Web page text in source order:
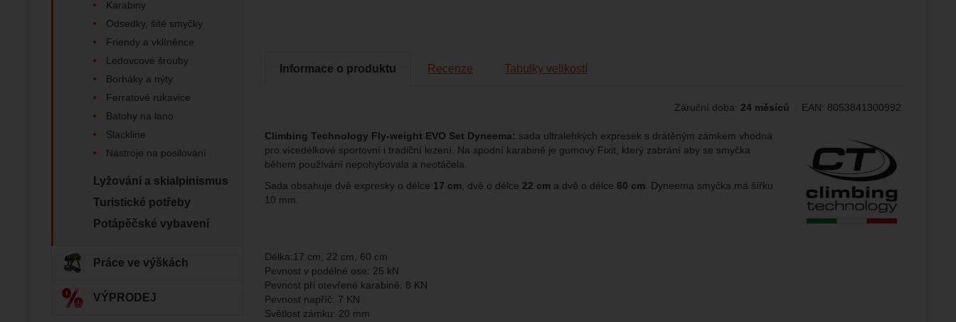
Data získaná pomocí těchto cookies zpracováváme souhrnně a anonymně, takže
Marketingové
Povoleno
vhodné obsahy nebo reklamy jak na našich stránkách, tak na stránkách třetích stran.
Informace o produktu Recenze Tabulky velikostí
Záruční doba: 24 měsíců EAN: 8053841300992
Climbing Technology Fly-weight EVO Set Dyneema: sada ultralehkých expresek s drátěným zámkem vhodná
pro vícedélkové sportovní i tradiční lezení. Na spodní karabině je gumový Fixit, který zabrání aby se smyčka
během používání nepohybovala a neotáčela.
Sada obsahuje dvě expresky o délce 17 cm , dvě o délce 22 cm a dvě o délce 60 cm . Dyneema smyčka má šířku
10 mm.
Délka:17 cm, 22 cm, 60 cm
Pevnost v podélné ose: 25 kN
Pevnost při otevřené karabině: 8 KN
Pevnost napříč: 7 KN
Světlost zámku: 20 mm
Karabiny
Odsedky, šité smyčky
Friendy a vklíněnce
Ledovcové šrouby
Borháky a nýty
Ferratové rukavice
Batohy na lano
Slackline
Nástroje na posilování
Lyžování a skialpinismus
Turistické potřeby
Potápěčské vybavení
Práce ve výškách
VÝPRODEJ